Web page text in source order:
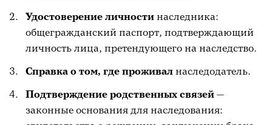
Удостоверение личности наследника:
общегражданский паспорт, подтверждающий
личность лица, претендующего на наследство.
Справка о том, где проживал наследодатель.
Подтверждение родственных связей —
законные основания для наследования: